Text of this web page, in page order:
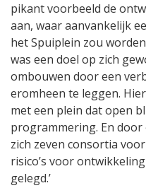
pikant voorbeeld de
aan, waar aanvankelijk
het Spuiplein zou
was een doel op zich
ombouwen door een
eromheen te leggen.
met een plein dat open
programmering. En
zich zeven consortia
risico’s voor
gelegd.’